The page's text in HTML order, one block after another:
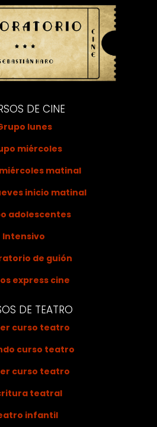
DE CINE
lunes
miércoles
matinal
inicio matinal
adolescentes
Intensivo
de guión
express cine
DE TEATRO
curso teatro
curso teatro
curso teatro
teatral
infantil